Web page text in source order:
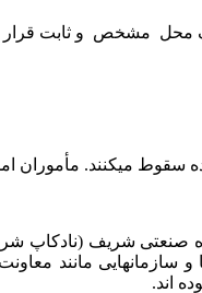
سقوط میکنند. مأموران
صنعتی شریف (نادکاپ
سازمانهایی مانند
اند.